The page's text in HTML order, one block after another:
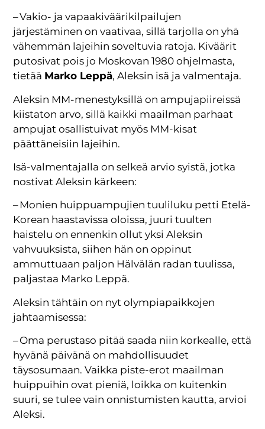
– Vakio- ja vapaakiväärikilpailujen
järjestäminen on vaativaa, sillä tarjolla on yhä
vähemmän lajeihin soveltuvia ratoja. Kiväärit
putosivat pois jo Moskovan 1980 ohjelmasta,
tietää Marko Leppä, Aleksin isä ja valmentaja.
Aleksin MM-menestyksillä on ampujapiireissä
kiistaton arvo, sillä kaikki maailman parhaat
ampujat osallistuivat myös MM-kisat
päättäneisiin lajeihin.
Isä-valmentajalla on selkeä arvio syistä, jotka
nostivat Aleksin kärkeen:
– Monien huippuampujien tuuliluku petti Etelä-
Korean haastavissa oloissa, juuri tuulten
haistelu on ennenkin ollut yksi Aleksin
vahvuuksista, siihen hän on oppinut
ammuttuaan paljon Hälvälän radan tuulissa,
paljastaa Marko Leppä.
Aleksin tähtäin on nyt olympiapaikkojen
jahtaamisessa:
– Oma perustaso pitää saada niin korkealle, että
hyvänä päivänä on mahdollisuudet
täysosumaan. Vaikka piste-erot maailman
huippuihin ovat pieniä, loikka on kuitenkin
suuri, se tulee vain onnistumisten kautta, arvioi
Aleksi.